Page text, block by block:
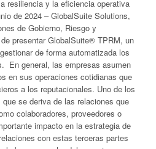
resiliencia y la eficiencia operativa
de 2024 – GlobalSuite Solutions,
de Gobierno, Riesgo y
presentar GlobalSuite® TPRM, un
de forma automatizada los
En general, las empresas asumen
en sus operaciones cotidianas que
a los reputacionales. Uno de los
se deriva de las relaciones que
colaboradores, proveedores o
impacto en la estrategia de
con estas terceras partes